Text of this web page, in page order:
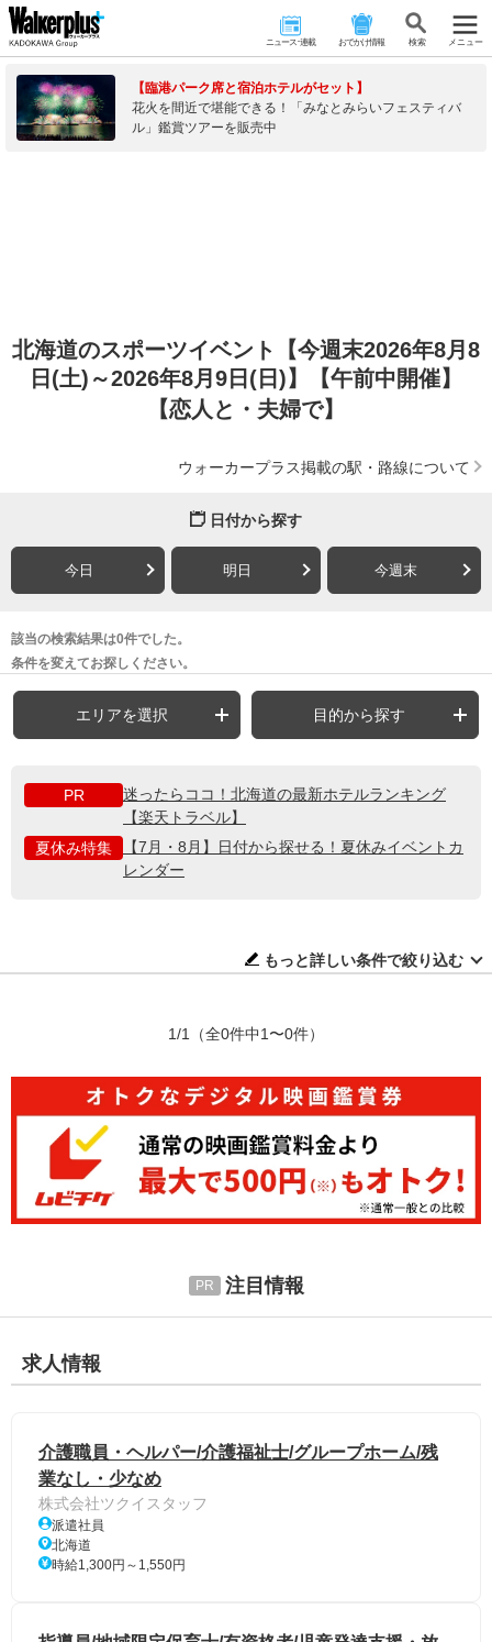
ニュース･連載 おでかけ情報 検 索 メニュー
【臨港パーク席と宿泊ホテルがセット】
花火を間近で堪能できる！「みなとみらいフェスティバ
ル」鑑賞ツアーを販売中
北海道のスポーツイベント【今週末2026年8月8
日(土)～2026年8月9日(日)】【午前中開催】
【恋人と・夫婦で】
ウォーカープラス掲載の駅・路線について
日付から探す
今日 明日 今週末
該当の検索結果は0件でした。
条件を変えてお探しください。
エリアを選択 目的から探す
PR
迷ったらココ！北海道の最新ホテルランキング
【楽天トラベル】
夏休み特集
【7月・8月】日付から探せる！夏休みイベントカ
レンダー
もっと詳しい条件で絞り込む
1/1 （全0件中1〜0件）
注目情報
求人情報
介護職員・ヘルパー/介護福祉士/グループホーム/残
業なし・少なめ
株式会社ツクイスタッフ
派遣社員
北海道
時給1,300円～1,550円